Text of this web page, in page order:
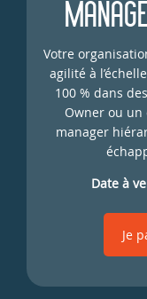
Votre
agilité à
100 % dans
Owner ou un
manager
Date à
Je